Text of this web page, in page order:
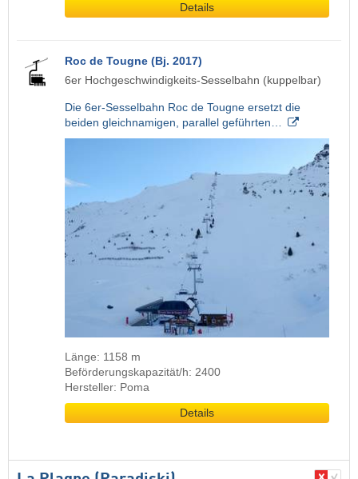
Details
Roc de Tougne (Bj. 2017)
6er Hochgeschwindigkeits-Sesselbahn (kuppelbar)
Die 6er-Sesselbahn Roc de Tougne ersetzt die
beiden gleichnamigen, parallel geführten…
Länge: 1158 m
Beförderungskapazität/h: 2400
Hersteller: Poma
Details